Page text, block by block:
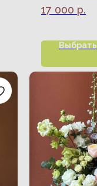
17 000 р.
Выбрать